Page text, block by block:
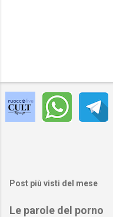
Post più visti del mese
Le parole del porno